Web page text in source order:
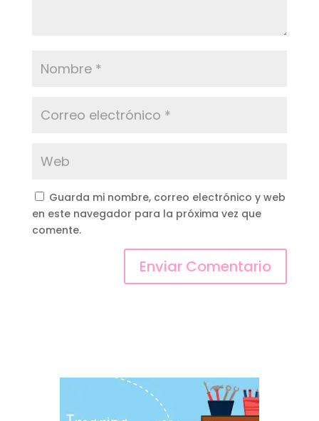
Guarda mi nombre, correo electrónico y web
en este navegador para la próxima vez que
comente.